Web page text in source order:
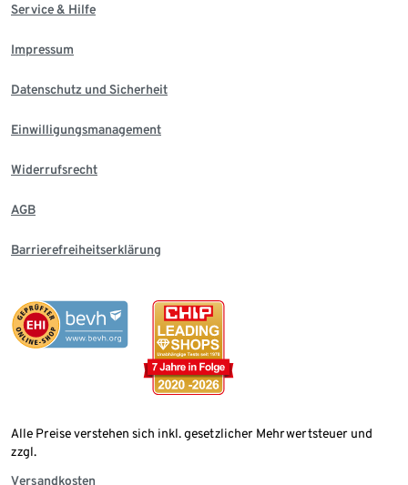
Service & Hilfe
Impressum
Datenschutz und Sicherheit
Einwilligungsmanagement
Widerrufsrecht
AGB
Barrierefreiheitserklärung
Alle Preise verstehen sich inkl. gesetzlicher Mehrwertsteuer und
zzgl.
Versandkosten